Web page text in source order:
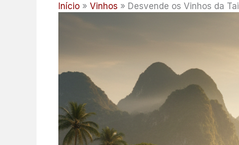
Início Vinhos Desvende os Vinhos da